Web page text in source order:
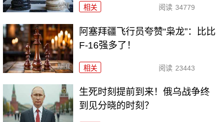
相关 阅读 34779
阿塞拜疆飞行员夸赞“枭龙”：比比
F-16强多了！
相关 阅读 23443
生死时刻提前到来！俄乌战争终
到见分晓的时刻？